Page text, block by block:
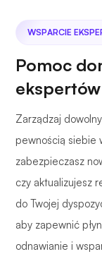
WSPARCIE
Pomoc
ekspertów
Zarządzaj
pewnością siebie
zabezpieczasz
czy aktualizujesz
do Twojej
aby zapewnić
odnawianie i